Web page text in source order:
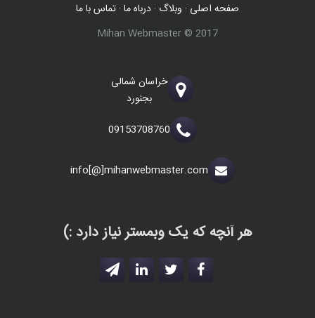
صفحه اصلی · وبلاگ · درباه ما · تماس با ما
Mihan Webmaster © 2017
خراسان شمالی
بجنورد
09153708760
info[@]mihanwebmaster.com
هر آنچه که یک وبمستر نیاز دارد :)